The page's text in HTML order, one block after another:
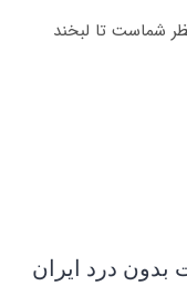
شماست تا لبخند
بدون درد ایران